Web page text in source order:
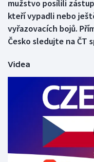
Dostihy
Florbal
Golf
Gymnastika
Jezdectví
mužstvo posílili
kteří vypadli nebo
vyřazovacích bojů.
Česko sledujte na ČT
Videa